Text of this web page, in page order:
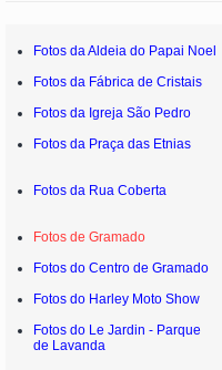
Fotos da Aldeia do Papai Noel
Fotos da Fábrica de Cristais
Fotos da Igreja São Pedro
Fotos da Praça das Etnias
Fotos da Rua Coberta
Fotos de Gramado
Fotos do Centro de Gramado
Fotos do Harley Moto Show
Fotos do Le Jardin - Parque
de Lavanda